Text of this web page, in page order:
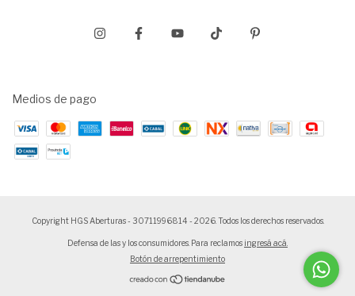
Medios de pago
Copyright HGS Aberturas - 30711996814 - 2026. Todos los derechos reservados.
Defensa de las y los consumidores. Para reclamos ingresá acá.
Botón de arrepentimiento